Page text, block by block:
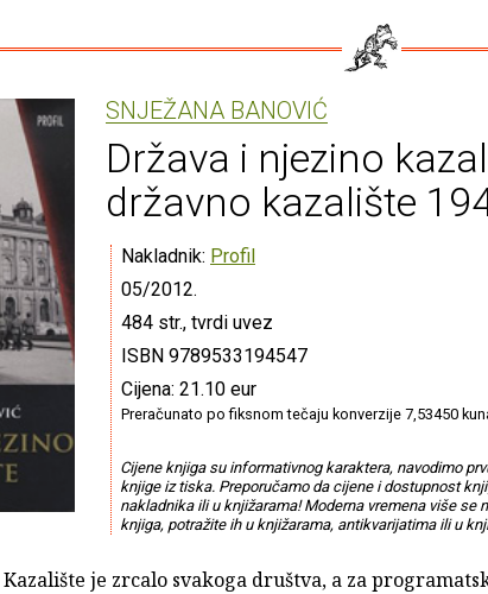
SNJEŽANA BANOVIĆ
Država i njezino
državno kazalište
Nakladnik: Profil
05/2012.
484 str., tvrdi uvez
ISBN 9789533194547
Cijena: 21.10 eur
Preračunato po fiksnom tečaju konverzije 7,53450
Cijene knjiga su informativnog karaktera, navodimo
knjige iz tiska. Preporučamo da cijene i dostupnost
nakladnika ili u knjižarama! Moderna vremena više se
knjiga, potražite ih u knjižarama, antikvarijatima ili u
Kazalište je zrcalo svakoga društva, a za